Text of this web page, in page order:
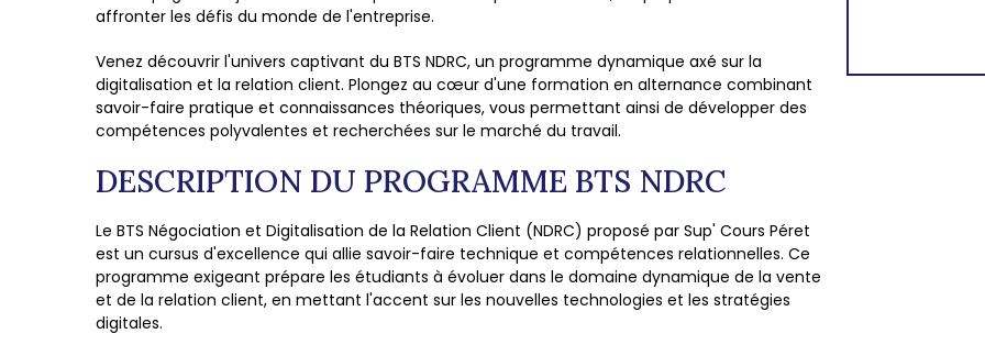
affronter les défis du monde de l'entreprise.
Venez découvrir l'univers captivant du BTS NDRC, un programme dynamique axé sur la
digitalisation et la relation client. Plongez au cœur d'une formation en alternance combinant
savoir-faire pratique et connaissances théoriques, vous permettant ainsi de développer des
compétences polyvalentes et recherchées sur le marché du travail.
DESCRIPTION DU PROGRAMME BTS NDRC
Le BTS Négociation et Digitalisation de la Relation Client (NDRC) proposé par Sup' Cours Péret
est un cursus d'excellence qui allie savoir-faire technique et compétences relationnelles. Ce
programme exigeant prépare les étudiants à évoluer dans le domaine dynamique de la vente
et de la relation client, en mettant l'accent sur les nouvelles technologies et les stratégies
digitales.